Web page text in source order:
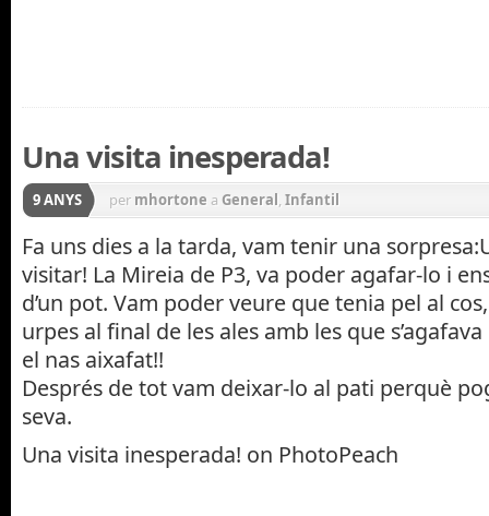
Una visita inesperada!
9 ANYS per mhortone a General, Infantil
Fa uns dies a la tarda, vam tenir una
visitar! La Mireia de P3, va poder agafar-lo i
d’un pot. Vam poder veure que tenia pel al
urpes al final de les ales amb les que
el nas aixafat!!
Després de tot vam deixar-lo al pati perquè
seva.
Una visita inesperada! on PhotoPeach